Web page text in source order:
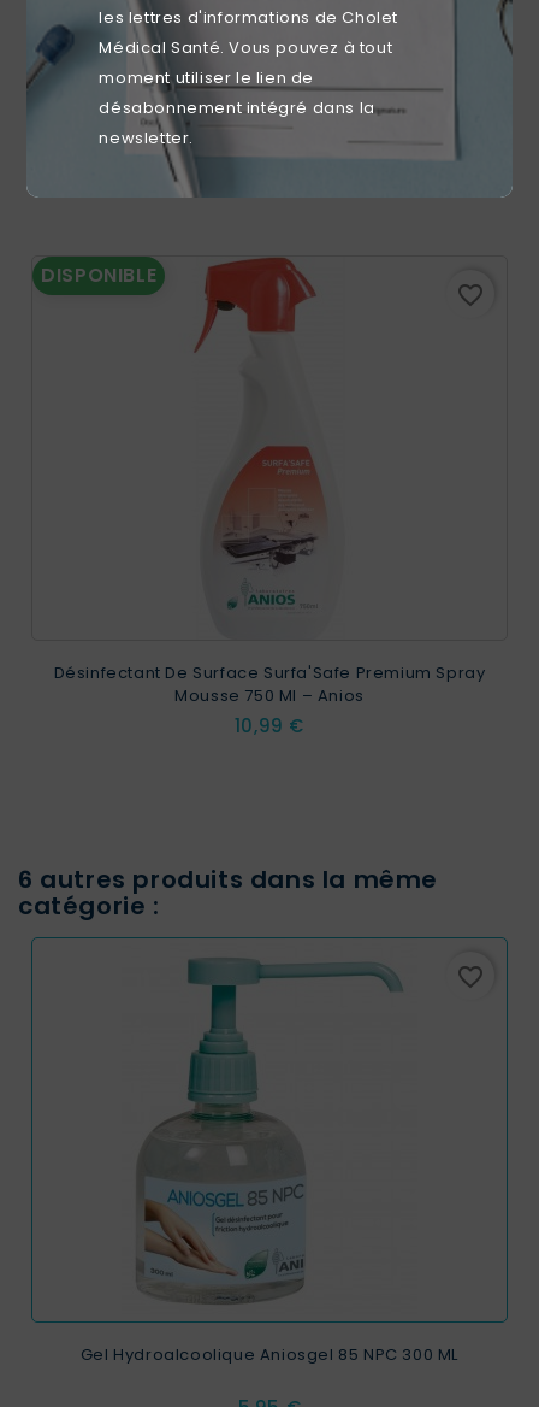
les lettres d'informations de Cholet
Médical Santé. Vous pouvez à tout
moment utiliser le lien de
désabonnement intégré dans la
newsletter.
Désinfectant De L'instrumentation Stéranios 2% Bidon
Prix
19,99 €
DISPONIBLE
favorite_border
Désinfectant De Surface Surfa'Safe Premium Spray
Mousse 750 Ml – Anios
Prix
10,99 €
6 autres produits dans la même
catégorie :
favorite_border
Gel Hydroalcoolique Aniosgel 85 NPC 300 ML